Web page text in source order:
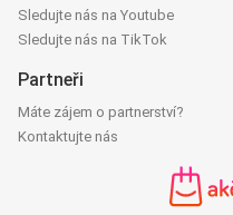
Sledujte nás na Youtube
Sledujte nás na TikTok
Partneři
Máte zájem o partnerství?
Kontaktujte nás